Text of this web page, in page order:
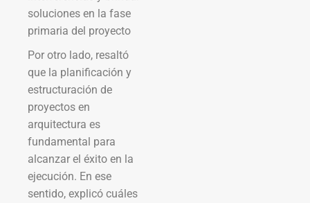
soluciones en la fase
primaria del proyecto
Por otro lado, resaltó
que la planificación y
estructuración de
proyectos en
arquitectura es
fundamental para
alcanzar el éxito en la
ejecución. En ese
sentido, explicó cuáles